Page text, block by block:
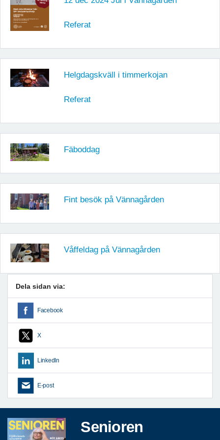
Referat
Helgdagskväll i timmerkojan
Referat
Fäboddag
Fint besök på Vännagården
Våffeldag på Vännagården
Dela sidan via:
Facebook
X
LinkedIn
E-post
Senioren